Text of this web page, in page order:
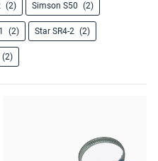
(2) Simson S50 (2)
(2) Star SR4-2 (2)
(2)